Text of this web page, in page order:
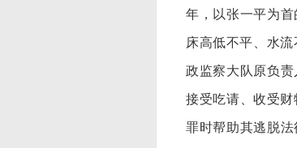
年，以张一平为
床高低不平、水
政监察大队原负
接受吃请、收受
罪时帮助其逃脱